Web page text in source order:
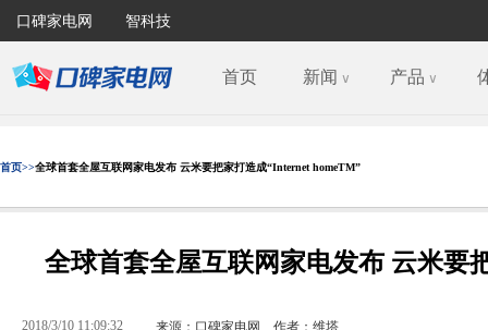
口碑家电网 智科技
首页 新闻 ∨ 产品 ∨
首页>>全球首套全屋互联网家电发布 云米要把家打造成“Internet homeTM”
全球首套全屋互联网家电发布 云米要
2018/3/10 11:09:32 来源：口碑家电网 作者：维塔